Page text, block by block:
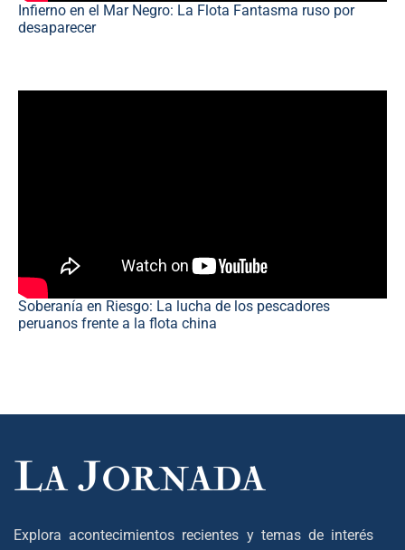
Infierno en el Mar Negro: La Flota Fantasma ruso por
desaparecer
Soberanía en Riesgo: La lucha de los pescadores
peruanos frente a la flota china
Explora acontecimientos recientes y temas de interés